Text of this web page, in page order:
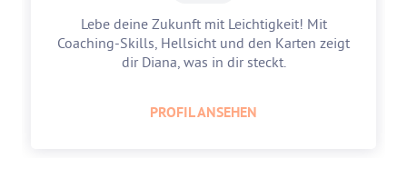
Lebe deine Zukunft mit Leichtigkeit! Mit
Coaching-Skills, Hellsicht und den Karten zeigt
dir Diana, was in dir steckt.
PROFIL ANSEHEN